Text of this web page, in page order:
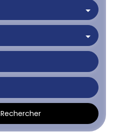
Rechercher